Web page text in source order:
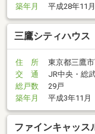
築年月
平成28年11月
三鷹シティハウス
住 所
東京都三鷹
交 通
JR中央・総
総戸数
29戸
築年月
平成3年11月
ファインキャッス